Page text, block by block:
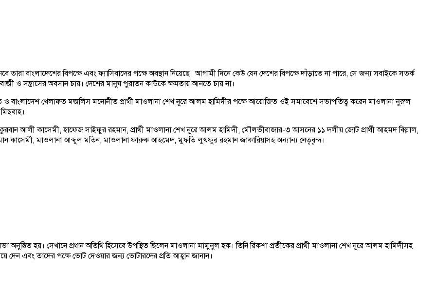
বাংলাদেশের বিপক্ষে এবং ফ্যাসিবাদের পক্ষে অবস্থান নিয়েছে। আগামী দিনে কেউ যেন দেশের বিপক্ষে দাঁড়াতে না পারে, সে জন্য সবাইকে সতর্ক
ও সন্ত্রাসের অবসান চায়। দেশের মানুষ পুরাতন কাউকে ক্ষমতায় আনতে চায় না।
বাংলাদেশ খেলাফত মজলিস মনোনীত প্রার্থী মাওলানা শেখ নূরে আলম হামিদীর পক্ষে আয়োজিত ওই সমাবেশে সভাপতিত্ব করেন মাওলানা নুরুল
আলী কাসেমী, হাফেজ সাইফুর রহমান, প্রার্থী মাওলানা শেখ নূরে আলম হামিদী, মৌলভীবাজার-৩ আসনের ১১ দলীয় জোট প্রার্থী আহমদ বিল্লাল,
কাসেমী, মাওলানা আব্দুল মতিন, মাওলানা ফারুক আহমেদ, মুফতি লুৎফুর রহমান জাকারিয়াসহ অন্যান্য নেতৃবৃন্দ।
হয়। সেখানে প্রধান অতিথি হিসেবে উপস্থিত ছিলেন মাওলানা মামুনুল হক। তিনি রিকশা প্রতীকের প্রার্থী মাওলানা শেখ নূরে আলম হামিদীসহ
দেন এবং তাদের পক্ষে ভোট দেওয়ার জন্য ভোটারদের প্রতি আহ্বান জানান।